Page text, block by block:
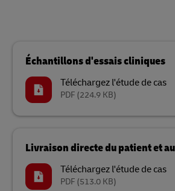
Échantillons d'essais cliniques
Téléchargez l'étude de cas
PDF (224.9 KB)
Livraison directe du patient et
Téléchargez l'étude de cas
PDF (513.0 KB)